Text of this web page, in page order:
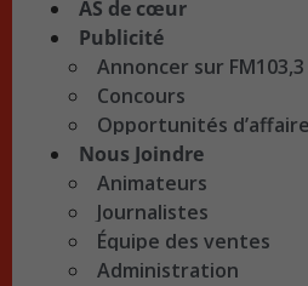
AS de cœur
Publicité
Annoncer sur FM103,3
Concours
Opportunités
Nous Joindre
Animateurs
Journalistes
Équipe des ventes
Administration